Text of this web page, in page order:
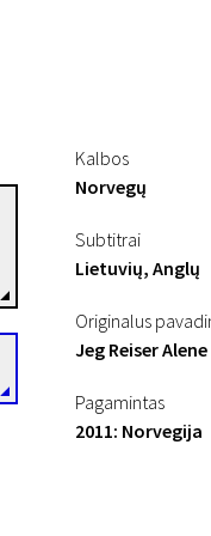
Kalbos
Norvegų
Subtitrai
Lietuvių, Anglų
Originalus
Jeg Reiser Alene
Pagamintas
2011: Norvegija